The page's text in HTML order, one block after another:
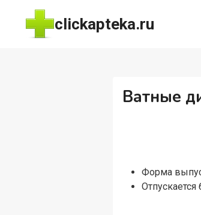
Перейти
содержимому
clickapteka.ru
Ватные
Форма
Отпускается